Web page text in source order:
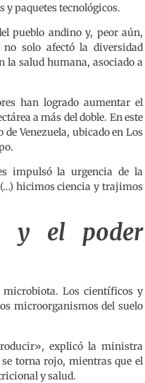
paquetes tecnológicos.
pueblo andino y, peor aún,
solo afectó la diversidad
la salud humana, asociado a
han logrado aumentar el
a más del doble. En este
Venezuela, ubicado en Los
impulsó la urgencia de la
hicimos ciencia y trajimos
y el poder
Los científicos y
microorganismos del suelo
explicó la ministra
torna rojo, mientras que el
y salud.